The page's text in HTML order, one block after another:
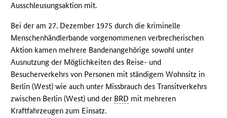
Ausschleusungsaktion mit.
Bei der am 27. Dezember 1975 durch die kriminelle
Menschenhändlerbande vorgenommenen verbrecherischen
Aktion kamen mehrere Bandenangehörige sowohl unter
Ausnutzung der Möglichkeiten des Reise- und
Besucherverkehrs von Personen mit ständigem Wohnsitz in
Berlin (West) wie auch unter Missbrauch des Transitverkehrs
zwischen Berlin (West) und der BRD mit mehreren
Kraftfahrzeugen zum Einsatz.